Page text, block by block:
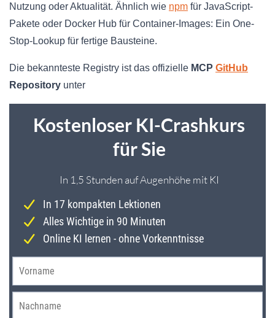
Nutzung oder Aktualität. Ähnlich wie npm für JavaScript-
Pakete oder Docker Hub für Container-Images: Ein One-
Stop-Lookup für fertige Bausteine.
Die bekannteste Registry ist das offizielle MCP GitHub
Repository unter